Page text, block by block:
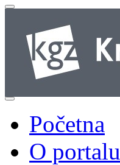
Početna
O portalu